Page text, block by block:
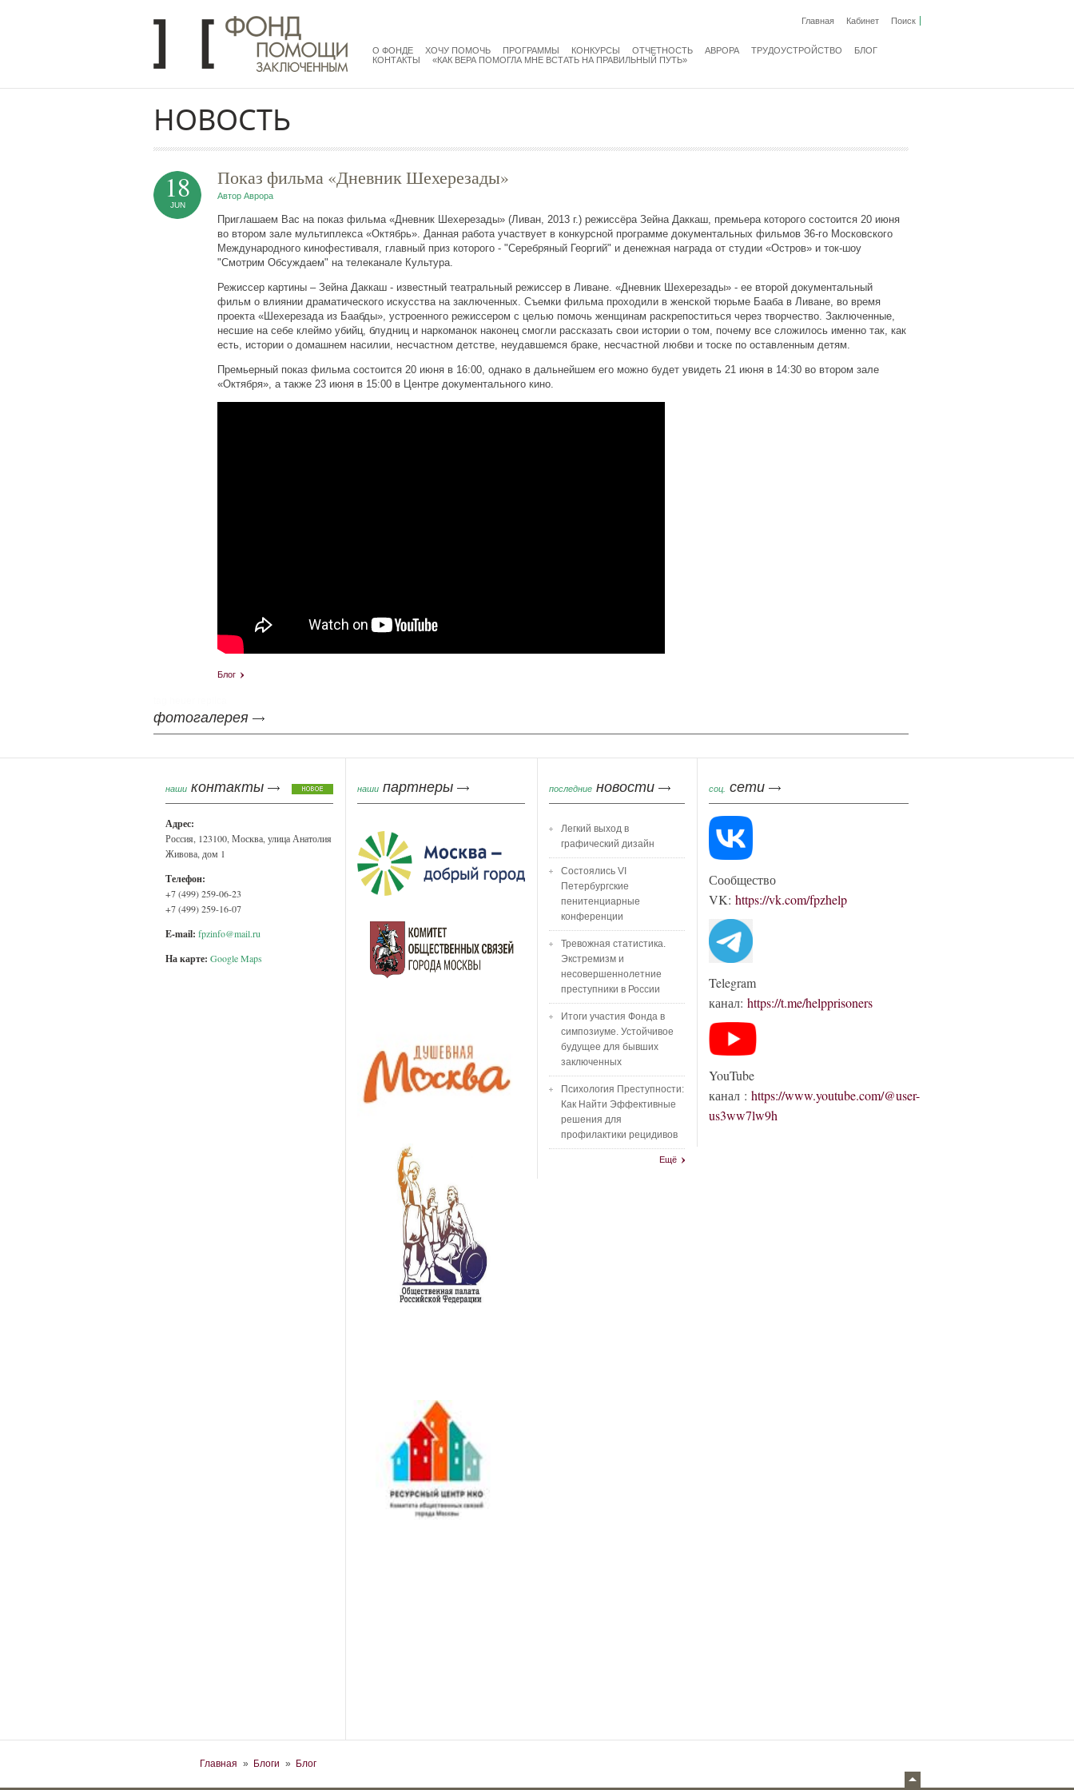
Главная Кабинет Поиск
mainmenu
О ФОНДЕ ХОЧУ ПОМОЧЬ ПРОГРАММЫ КОНКУРСЫ ОТЧЕТНОСТЬ АВРОРА ТРУДОУСТРОЙСТВО
БЛОГ
КОНТАКТЫ
«КАК ВЕРА ПОМОГЛА МНЕ ВСТАТЬ НА ПРАВИЛЬНЫЙ ПУТЬ»
НОВОСТЬ
Показ фильма «Дневник Шехерезады»
Автор Аврора
18
JUN
Приглашаем Вас на показ фильма «Дневник Шехерезады» (Ливан, 2013 г.) режиссёра Зейна Даккаш, премьера которого состоится 20 июня
во втором зале мультиплекса «Октябрь». Данная работа участвует в конкурсной программе документальных фильмов 36-го Московского
Международного кинофестиваля, главный приз которого - "Серебряный Георгий" и денежная награда от студии «Остров» и ток-шоу
"Смотрим Обсуждаем" на телеканале Культура.
Режиссер картины – Зейна Даккаш - известный театральный режиссер в Ливане. «Дневник Шехерезады» - ее второй документальный
фильм о влиянии драматического искусства на заключенных. Съемки фильма проходили в женской тюрьме Бааба в Ливане, во время
проекта «Шехерезада из Баабды», устроенного режиссером с целью помочь женщинам раскрепоститься через творчество. Заключенные,
несшие на себе клеймо убийц, блудниц и наркоманок наконец смогли рассказать свои истории о том, почему все сложилось именно так, как
есть, истории о домашнем насилии, несчастном детстве, неудавшемся браке, несчастной любви и тоске по оставленным детям.
Премьерный показ фильма состоится 20 июня в 16:00, однако в дальнейшем его можно будет увидеть 21 июня в 14:30 во втором зале
«Октября», а также 23 июня в 15:00 в Центре документального кино.
Блог
фотогалерея
наши контакты
Адрес:
Россия, 123100, Москва, улица Анатолия
Живова, дом 1
Телефон:
+7 (499) 259-06-23
+7 (499) 259-16-07
E-mail: fpzinfo@mail.ru
На карте: Google Maps
наши партнеры последние новости
Легкий выход в
графический дизайн
Состоялись VI
Петербургские
пенитенциарные
конференции
Тревожная статистика.
Экстремизм и
несовершеннолетние
преступники в России
Итоги участия Фонда в
симпозиуме. Устойчивое
будущее для бывших
заключенных
Психология Преступности:
Как Найти Эффективные
решения для
профилактики рецидивов
Ещё
соц. сети
Сообщество
VK: https://vk.com/fpzhelp
Telegram
канал: https://t.me/helpprisoners
YouTube
канал : https://www.youtube.com/@user-
us3ww7lw9h
Главная » Блоги » Блог